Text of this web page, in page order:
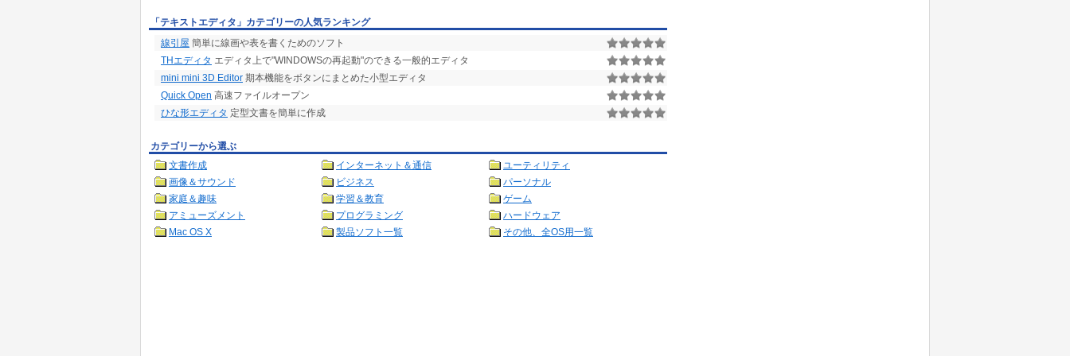
「テキストエディタ」カテゴリーの人気ランキング
線引屋 簡単に線画や表を書くためのソフト
THエディタ エディタ上で"WINDOWSの再起動"のできる一般的エディタ
mini mini 3D Editor 期本機能をボタンにまとめた小型エディタ
Quick Open 高速ファイルオープン
ひな形エディタ 定型文書を簡単に作成
カテゴリーから選ぶ
文書作成
インターネット＆通信
ユーティリティ
画像＆サウンド
ビジネス
パーソナル
家庭＆趣味
学習＆教育
ゲーム
アミューズメント
プログラミング
ハードウェア
Mac OS X
製品ソフト一覧 その他、全OS用一覧